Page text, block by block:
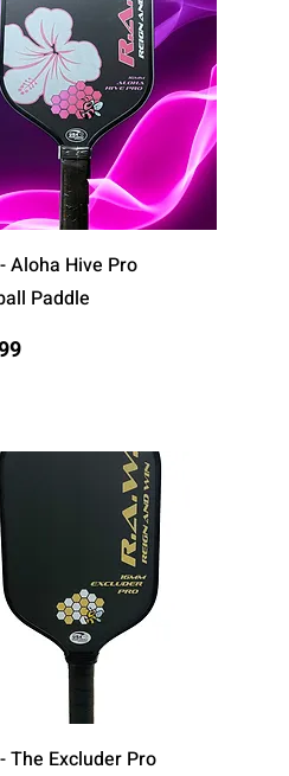
त्वरित दृश्य
Aloha Hive Pro
Paddle
त्वरित दृश्य
The Excluder Pro